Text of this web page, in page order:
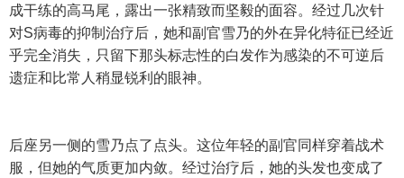
成干练的高马尾，露出一张精致而坚毅的面容。经过几次针
对S病毒的抑制治疗后，她和副官雪乃的外在异化特征已经近
乎完全消失，只留下那头标志性的白发作为感染的不可逆后
遗症和比常人稍显锐利的眼神。
后座另一侧的雪乃点了点头。这位年轻的副官同样穿着战术
服，但她的气质更加内敛。经过治疗后，她的头发也变成了